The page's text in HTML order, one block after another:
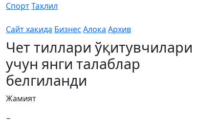
СпортТаҳлил
Сайт хақида Бизнес Алоқа Архив
Чет тиллари ўқитувчилари
учун янги талаблар
белгиланди
Жамият
−